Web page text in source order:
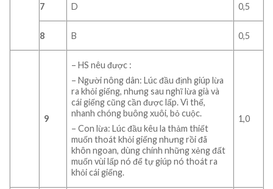
7 D 0,5
8 B 0,5
9
– HS nêu được :
– Người nông dân: Lúc đầu định giúp lừa
ra khỏi giếng, nhưng sau nghĩ lừa già và
cái giếng cũng cần được lấp. Vì thế,
nhanh chóng buông xuôi, bỏ cuộc.
– Con lừa: Lúc đầu kêu la thảm thiết
muốn thoát khỏi giếng nhưng rồi đã
khôn ngoan, dùng chính những xẻng đất
muốn vùi lấp nó để tự giúp nó thoát ra
khỏi cái giếng.
1,0